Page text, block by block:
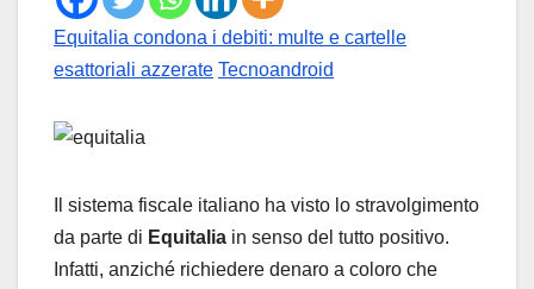
Equitalia condona i debiti: multe e cartelle
esattoriali azzerate Tecnoandroid
Il sistema fiscale italiano ha visto lo stravolgimento
da parte di Equitalia in senso del tutto positivo.
Infatti, anziché richiedere denaro a coloro che